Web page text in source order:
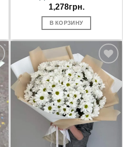
1,278грн.
В КОРЗИНУ
В
избранное